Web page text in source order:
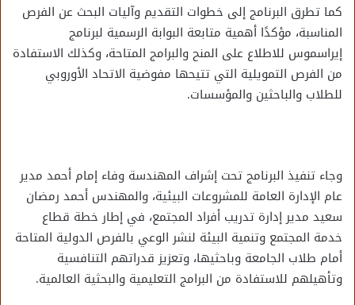
كما تطرق البرنامج إلى خطوات التقديم وآليات البحث عن الفرص
المناسبة، مؤكدًا أهمية متابعة البوابة الرسمية لبرنامج
إيراسموس للاطلاع على المنح والبرامج المتاحة، وكذلك الاستفادة
من الفرص التمويلية التي تتيحها مفوضية الاتحاد الأوروبي
للطلاب والباحثين والمؤسسات.
وجاء تنفيذ البرنامج تحت إشراف المهندسة وفاء إمام أحمد مدير
عام الإدارة العامة للمشروعات البيئية، والمهندس أحمد رمضان
سعيد مدير إدارة تدريب أفراد المجتمع، في إطار خطة قطاع
خدمة المجتمع وتنمية البيئة لنشر الوعي بالفرص الدولية المتاحة
أمام طلاب الجامعة وباحثيها، وتعزيز قدراتهم التنافسية
وتأهيلهم للاستفادة من البرامج التعليمية والبحثية العالمية.